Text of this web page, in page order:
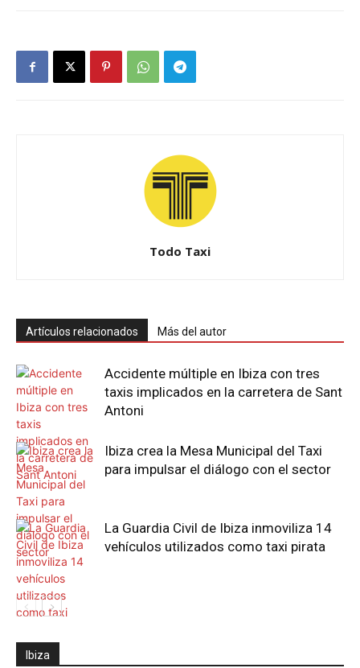
Todo Taxi
Artículos relacionados Más del autor
Accidente múltiple en Ibiza con tres
taxis implicados en la carretera de Sant
Antoni
Ibiza crea la Mesa Municipal del Taxi
para impulsar el diálogo con el sector
La Guardia Civil de Ibiza inmoviliza 14
vehículos utilizados como taxi pirata
Ibiza